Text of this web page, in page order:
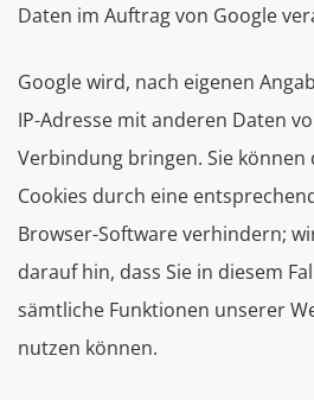
Daten im Auftrag von Google
Google wird, nach eigenen
IP-Adresse mit anderen Daten
Verbindung bringen. Sie
Cookies durch eine
Browser-Software verhindern;
darauf hin, dass Sie in diesem
sämtliche Funktionen unserer
nutzen können.